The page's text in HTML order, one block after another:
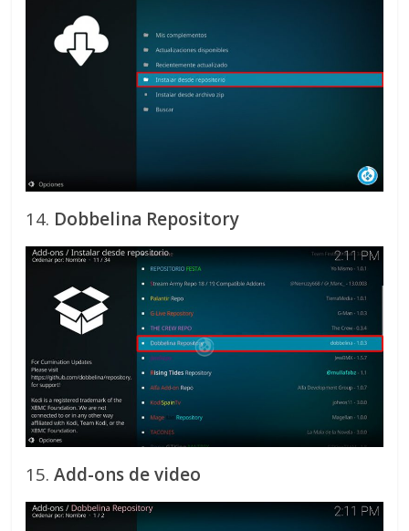
14. Dobbelina Repository
15.Add-ons de video